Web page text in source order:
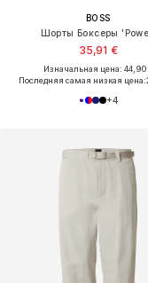
BOSS
Шорты Боксеры
35,91 €
Изначальная цена: 44,90
Последняя самая низкая цена:
+4